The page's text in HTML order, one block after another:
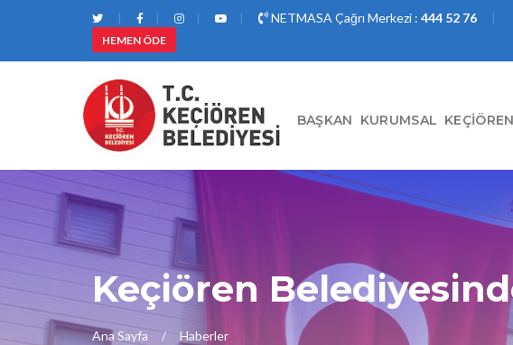
NETMASA Çağrı Merkezi : 444 52 76
HEMEN ÖDE
BAŞKAN KURUMSAL KEÇIÖREN
Keçiören
Ana Sayfa Haberler